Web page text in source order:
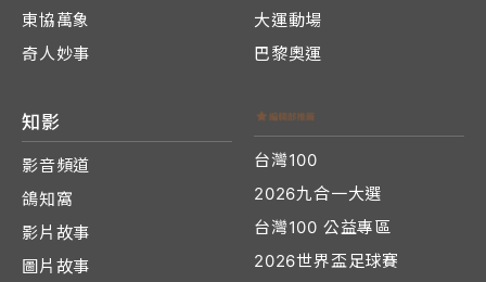
東協萬象
奇人妙事
大運動場
巴黎奧運
知影
影音頻道
鴿知窩
影片故事
圖片故事
台灣100
2026九合一大選
台灣100 公益專區
2026世界盃足球賽